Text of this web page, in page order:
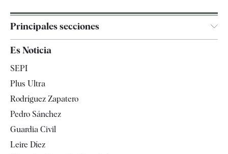
Principales secciones
España
Televisión
Es Noticia
SEPI
Plus Ultra
Rodríguez Zapatero
Pedro Sánchez
Guardia Civil
Leire Díez